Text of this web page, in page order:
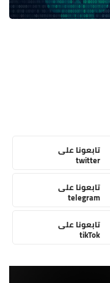
تابعونا على
twitter
تابعونا على
telegram
تابعونا على
tikTok